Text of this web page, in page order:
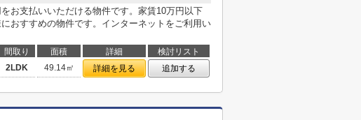
お支払いいただける物件です。家賃10万円以下
おすすめの物件です。インターネットをご利用い
間取り 面積 詳細
検討リスト
2LDK 49.14㎡ 詳細を見る 追加する